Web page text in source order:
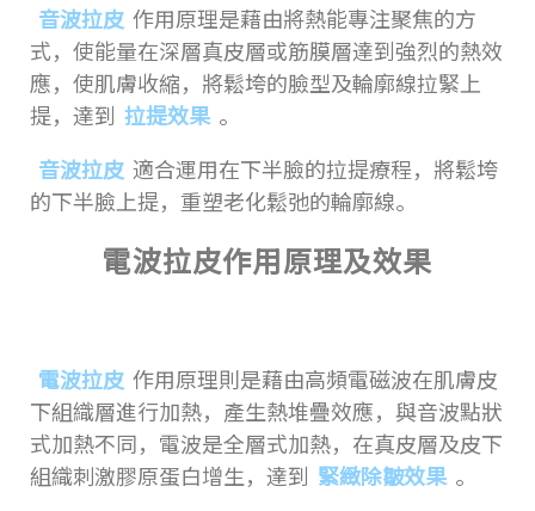
音波拉皮 作用原理是藉由將熱能專注聚焦的方
式，使能量在深層真皮層或筋膜層達到強烈的熱效
應，使肌膚收縮，將鬆垮的臉型及輪廓線拉緊上
提，達到 拉提效果 。
音波拉皮 適合運用在下半臉的拉提療程，將鬆垮
的下半臉上提，重塑老化鬆弛的輪廓線。
電波拉皮作用原理及效果
電波拉皮 作用原理則是藉由高頻電磁波在肌膚皮
下組織層進行加熱，產生熱堆疊效應，與音波點狀
式加熱不同，電波是全層式加熱，在真皮層及皮下
組織刺激膠原蛋白增生，達到 緊緻除皺效果 。